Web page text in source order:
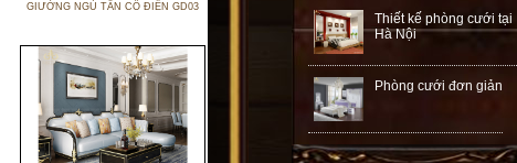
GIƯỜNG NGỦ TÂN CỔ ĐIỂN GD03
Thiết kế phòng cưới tại
Hà Nội
Phòng cưới đơn giản